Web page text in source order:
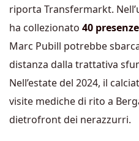
riporta Transfermarkt.
ha collezionato 40
Marc Pubill potrebbe
distanza dalla trattativa
Nell’estate del 2024, il
visite mediche di rito a
dietrofront dei nerazzurri.